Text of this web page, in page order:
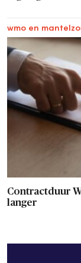
wmo en
Contractduur
langer